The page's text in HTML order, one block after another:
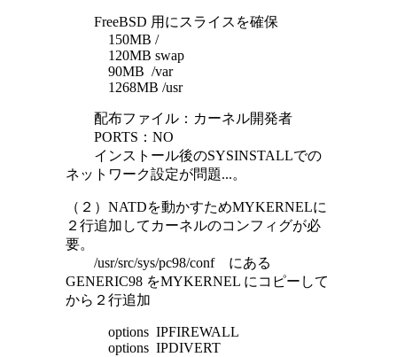
FreeBSD 用にスライスを確保
150MB /
120MB swap
90MB /var
1268MB /usr
配布ファイル：カーネル開発者
PORTS：NO
インストール後のSYSINSTALLでの
ネットワーク設定が問題...。
（２）NATDを動かすためMYKERNELに
２行追加してカーネルのコンフィグが必
要。
/usr/src/sys/pc98/conf にある
GENERIC98 をMYKERNEL にコピーして
から２行追加
options IPFIREWALL
options IPDIVERT